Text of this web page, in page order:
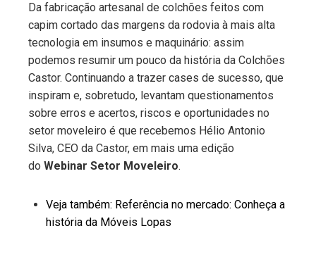
Da fabricação artesanal de colchões feitos com
capim cortado das margens da rodovia à mais alta
tecnologia em insumos e maquinário: assim
podemos resumir um pouco da história da Colchões
Castor. Continuando a trazer cases de sucesso, que
inspiram e, sobretudo, levantam questionamentos
sobre erros e acertos, riscos e oportunidades no
setor moveleiro é que recebemos Hélio Antonio
Silva, CEO da Castor, em mais uma edição
do Webinar Setor Moveleiro.
Veja também: Referência no mercado: Conheça a
história da Móveis Lopas